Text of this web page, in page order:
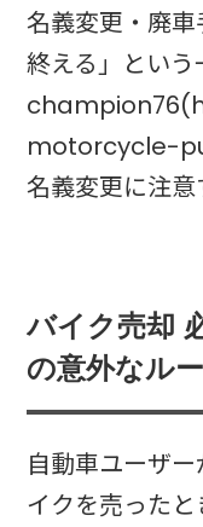
名義変更・廃
終える」という
motorcycle-
名義変更に注意
バイク売却
の意外なル
自動車ユーザ
イクを売った